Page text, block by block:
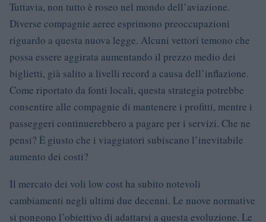
Tuttavia, non tutto è roseo nel mondo dell’aviazione.
Diverse compagnie aeree esprimono preoccupazioni
riguardo a questa nuova legge. Alcuni vettori temono che
possa essere aggirata aumentando il prezzo medio dei
biglietti, già salito a livelli record a causa dell’inflazione.
Come riportato da fonti locali, questa strategia potrebbe
consentire alle compagnie di mantenere i profitti, mentre i
passeggeri continuerebbero a pagare per i servizi. Che ne
pensi? È giusto che i viaggiatori subiscano l’inevitabile
aumento dei costi?
Il mercato dei voli low cost ha subito notevoli
cambiamenti negli ultimi due decenni. Le nuove normative
si pongono l’obiettivo di adattarsi a questa evoluzione. Le